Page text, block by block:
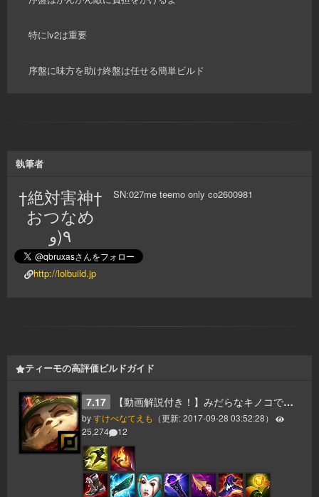
特にlv2は重要
序盤に味方を助け終盤は任せる簡単ビルド
執筆者
†絶対害神†
おつなめ
٩(و
http://lolbuild.jp
SN:027me teemo only co2600981
ティーモの高評価ビルドガイド
7.17 【動画解説付き！】みだらなキノコで敵をノックアウト！みんなの強い味方ティーモ^v^
byすけべなてえも （更新:2017-09-28 03:52:28）
25,274
12